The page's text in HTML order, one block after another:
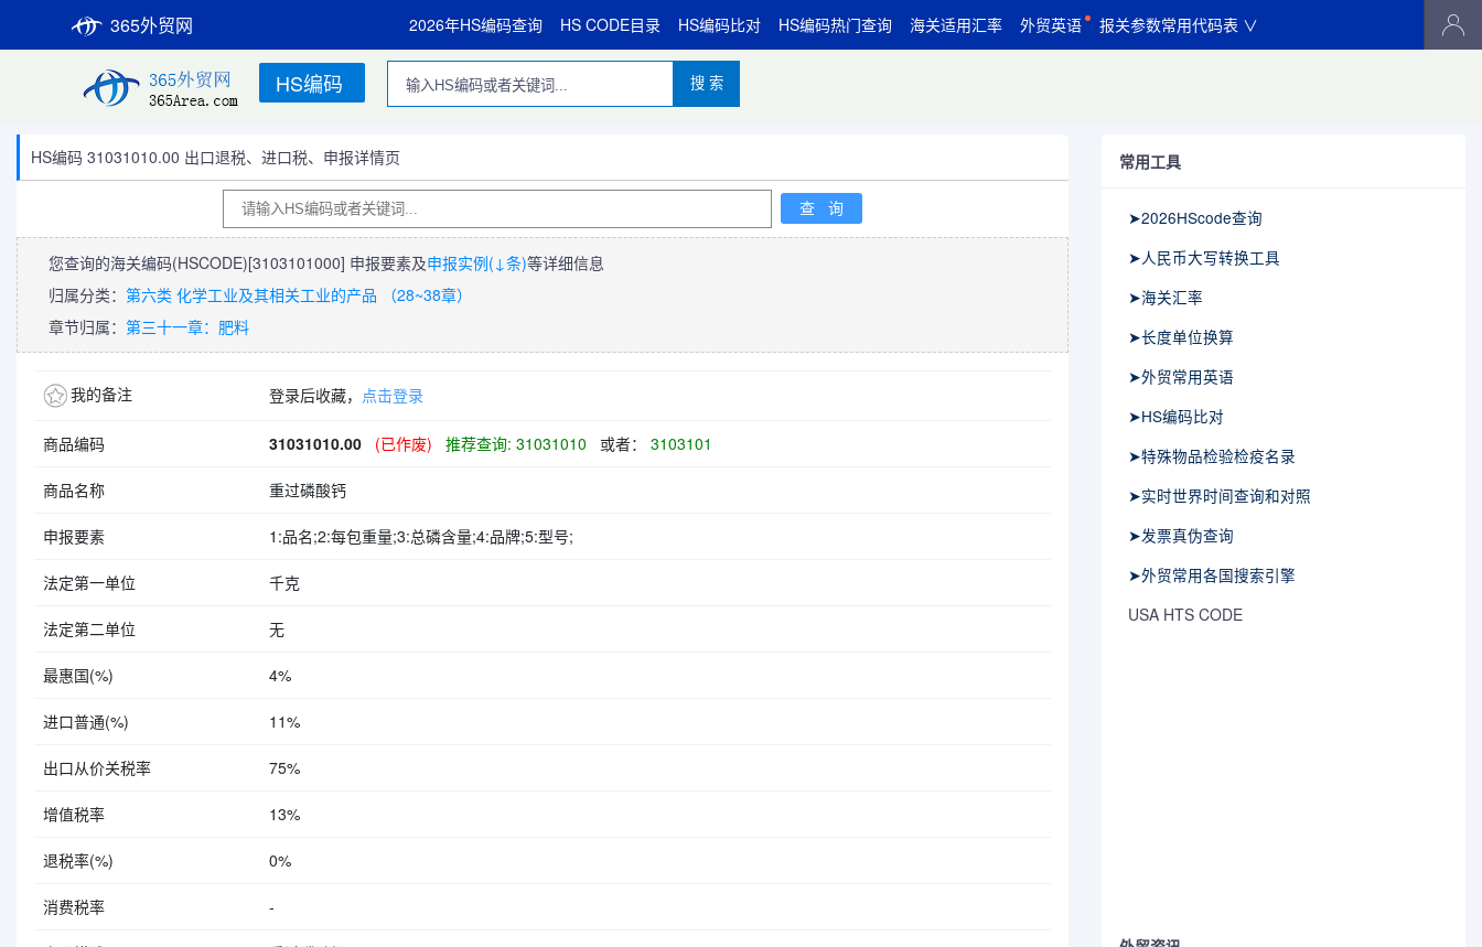
365外贸网 2026年HS编码查询 HS CODE目录 HS编码比对 HS编码热门查询 海关适用汇率 外贸英语 报关参数常用代码表 ∨
HS编码 搜 索
HS编码 31031010.00 出口退税、进口税、申报详情页
您查询的海关编码(HSCODE)[3103101000] 申报要素及申报实例(↓条)等详细信息
归属分类： 第六类 化学工业及其相关工业的产品 （28~38章）
章节归属： 第三十一章：肥料
我的备注 登录后收藏， 点击登录
商品编码 31031010.00 (已作废) 推荐查询: 31031010 或者： 3103101
商品名称 重过磷酸钙
申报要素 1:品名;2:每包重量;3:总磷含量;4:品牌;5:型号;
法定第一单位 千克
法定第二单位 无
最惠国(%) 4%
进口普通(%) 11%
出口从价关税率 75%
增值税率 13%
退税率(%) 0%
消费税率 -
常用工具
➤2026HScode查询
➤人民币大写转换工具
➤海关汇率
➤长度单位换算
➤外贸常用英语
➤HS编码比对
➤特殊物品检验检疫名录
➤实时世界时间查询和对照
➤发票真伪查询
➤外贸常用各国搜索引擎
USA HTS CODE